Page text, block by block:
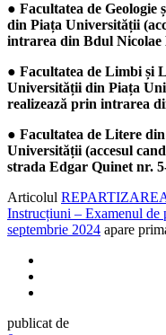
● Facultatea de
din Piața Universității
intrarea din Bdul Nicolae
● Facultatea de Limbi și
Universității din Piața
realizează prin intrarea
● Facultatea de Litere
Universității (accesul
strada Edgar Quinet nr.
Articolul
Instrucțiuni – Examenul de
septembrie 2024 apare
publicat de